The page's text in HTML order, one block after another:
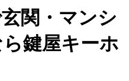
関・マンシ
鍵屋キーホ